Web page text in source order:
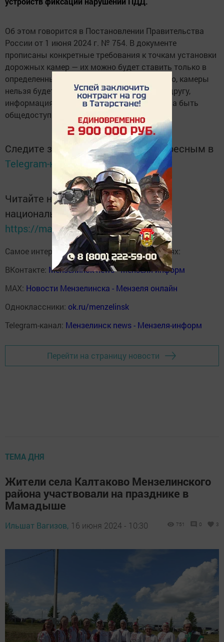
Об этом говорится в Постановлении Правительства
России от 1 июня 2024 г. № 754. В документе
прописаны конкретные требования к точкам установки
дорожных камер — их можно будет ставить только в
определенных законом участках. Кроме того, камеры
нельзя будет устанавливать близко друг к другу,
информация об их местонахождении должна быть
общедоступна и размещена на сайте МВД.
Следите за самым важным и интересным в
Telegram-канале
Татмедиа
Читайте новости Татарстана в
национальном мессенджере MАХ:
https://max.ru/tatmedia
Самое интересное в наших социальных сетях:
ВКонтакте: Мензелинск news - Мензеля-информ
MAX: Новости Мензелинска - Мензеля онлайн
Одноклассники: ok.ru/menzelinsk
Telegram-канал: Мензелинск news - Мензеля-информ
Перейти на страницу новости
ТЕМА ДНЯ
Жители села Калтаково Мензелинского
района участвовали на празднике в
Мамадыше
Ильшат Вагизов, 16 июня 2024 - 10:30 751 0 3